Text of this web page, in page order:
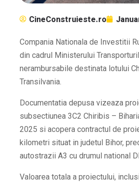
CineConstruieste.ro
Compania Nationala de Investitii
din cadrul Ministerului
nerambursabile destinata lotului
Transilvania.
Documentatia depusa vizeaza
subsectiunea 3C2 Chiribis –
2025 si acopera contractul de
kilometri situat in judetul Bihor,
autostrazii A3 cu drumul national
Valoarea totala a proiectului,